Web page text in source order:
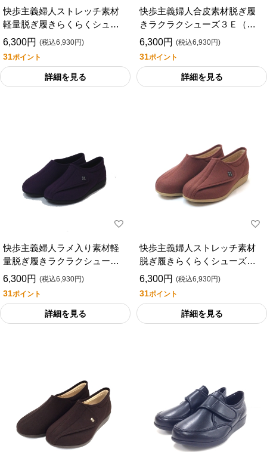
快歩主義婦人ストレッチ素材
軽量脱ぎ履きらくらくシュー
ズ３Ｅ（Ｌ０１１）（外出
6,300円 (税込6,930円)
31ポイント
詳細を見る
快歩主義婦人合皮素材脱ぎ履
きラクラクシューズ３Ｅ（型
番：Ｌ０１１）（外出用）
6,300円 (税込6,930円)
31ポイント
詳細を見る
快歩主義婦人ラメ入り素材軽
量脱ぎ履きラクラクシューズ
３Ｅ（型番：Ｌ０１１）（外
6,300円 (税込6,930円)
31ポイント
詳細を見る
快歩主義婦人ストレッチ素材
脱ぎ履きらくらくシューズ幅
広５Ｅ型番：Ｌ０１１－５Ｅ
6,300円 (税込6,930円)
31ポイント
詳細を見る